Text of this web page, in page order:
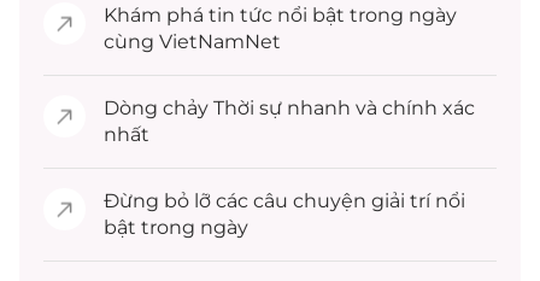
Khám phá tin tức nổi bật trong ngày
cùng VietNamNet
Dòng chảy Thời sự nhanh và chính xác
nhất
Đừng bỏ lỡ các câu chuyện giải trínổi
bật trong ngày